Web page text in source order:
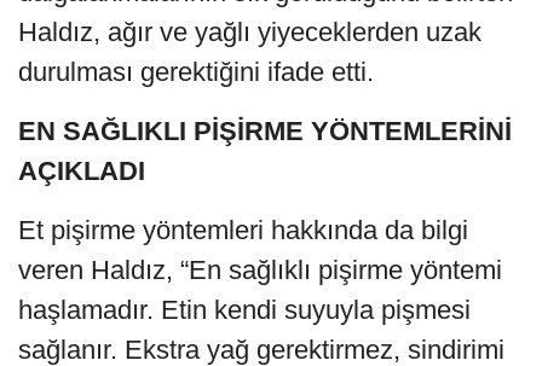
Haldız, ağır ve yağlı yiyeceklerden uzak
durulması gerektiğini ifade etti.
EN SAĞLIKLI PİŞİRME YÖNTEMLERİNİ
AÇIKLADI
Et pişirme yöntemleri hakkında da bilgi
veren Haldız, “En sağlıklı pişirme yöntemi
haşlamadır. Etin kendi suyuyla pişmesi
sağlanır. Ekstra yağ gerektirmez, sindirimi